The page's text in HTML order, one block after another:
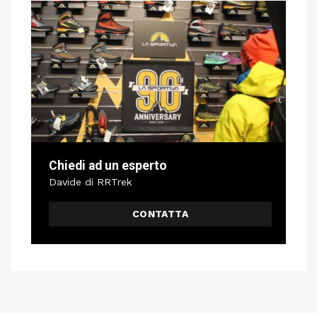
Chiedi ad un esperto
Davide di RRTrek
CONTATTA